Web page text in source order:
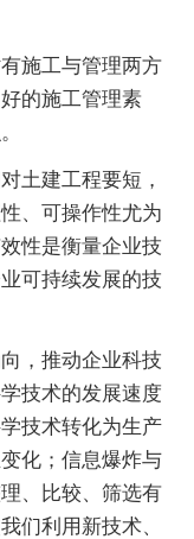
施工与管理两方
的施工管理素
土建工程要短，
、可操作性尤为
性是衡量企业技
可持续发展的技
，推动企业科技
技术的发展速度
技术转化为生产
化；信息爆炸与
、比较、筛选有
们利用新技术、